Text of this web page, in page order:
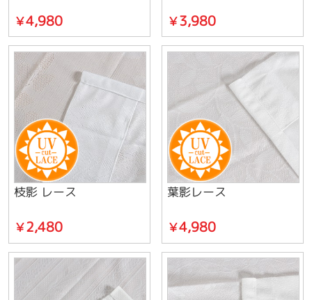
￥4,980 ￥3,980
枝影 レース
￥2,480
葉影レース
￥4,980